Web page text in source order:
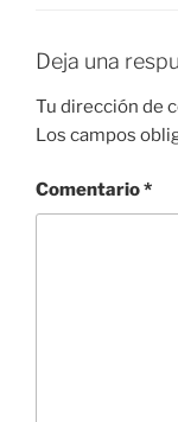
Deja una
Tu dirección de
Los campos
Comentario*